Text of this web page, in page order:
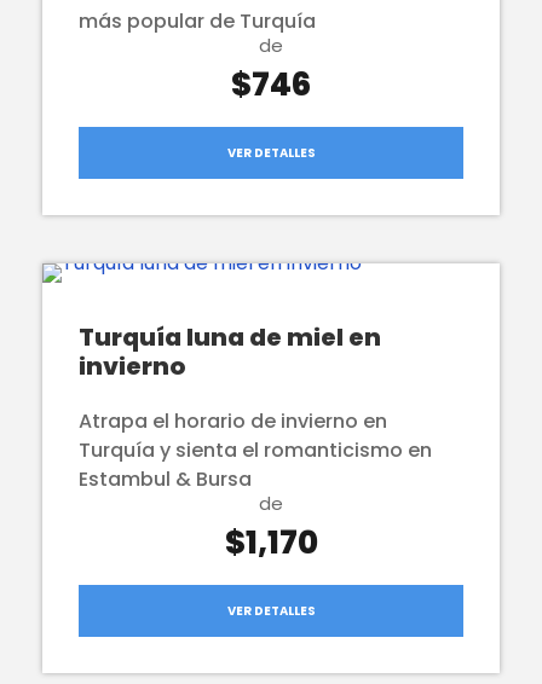
más popular de Turquía
de
$746
VER DETALLES
Turquía luna de miel en
invierno
Atrapa el horario de invierno en
Turquía y sienta el romanticismo en
Estambul & Bursa
de
$1,170
VER DETALLES